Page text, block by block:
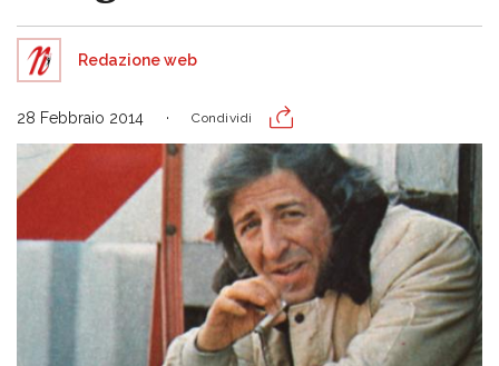
Redazione web
28 Febbraio 2014 Condividi